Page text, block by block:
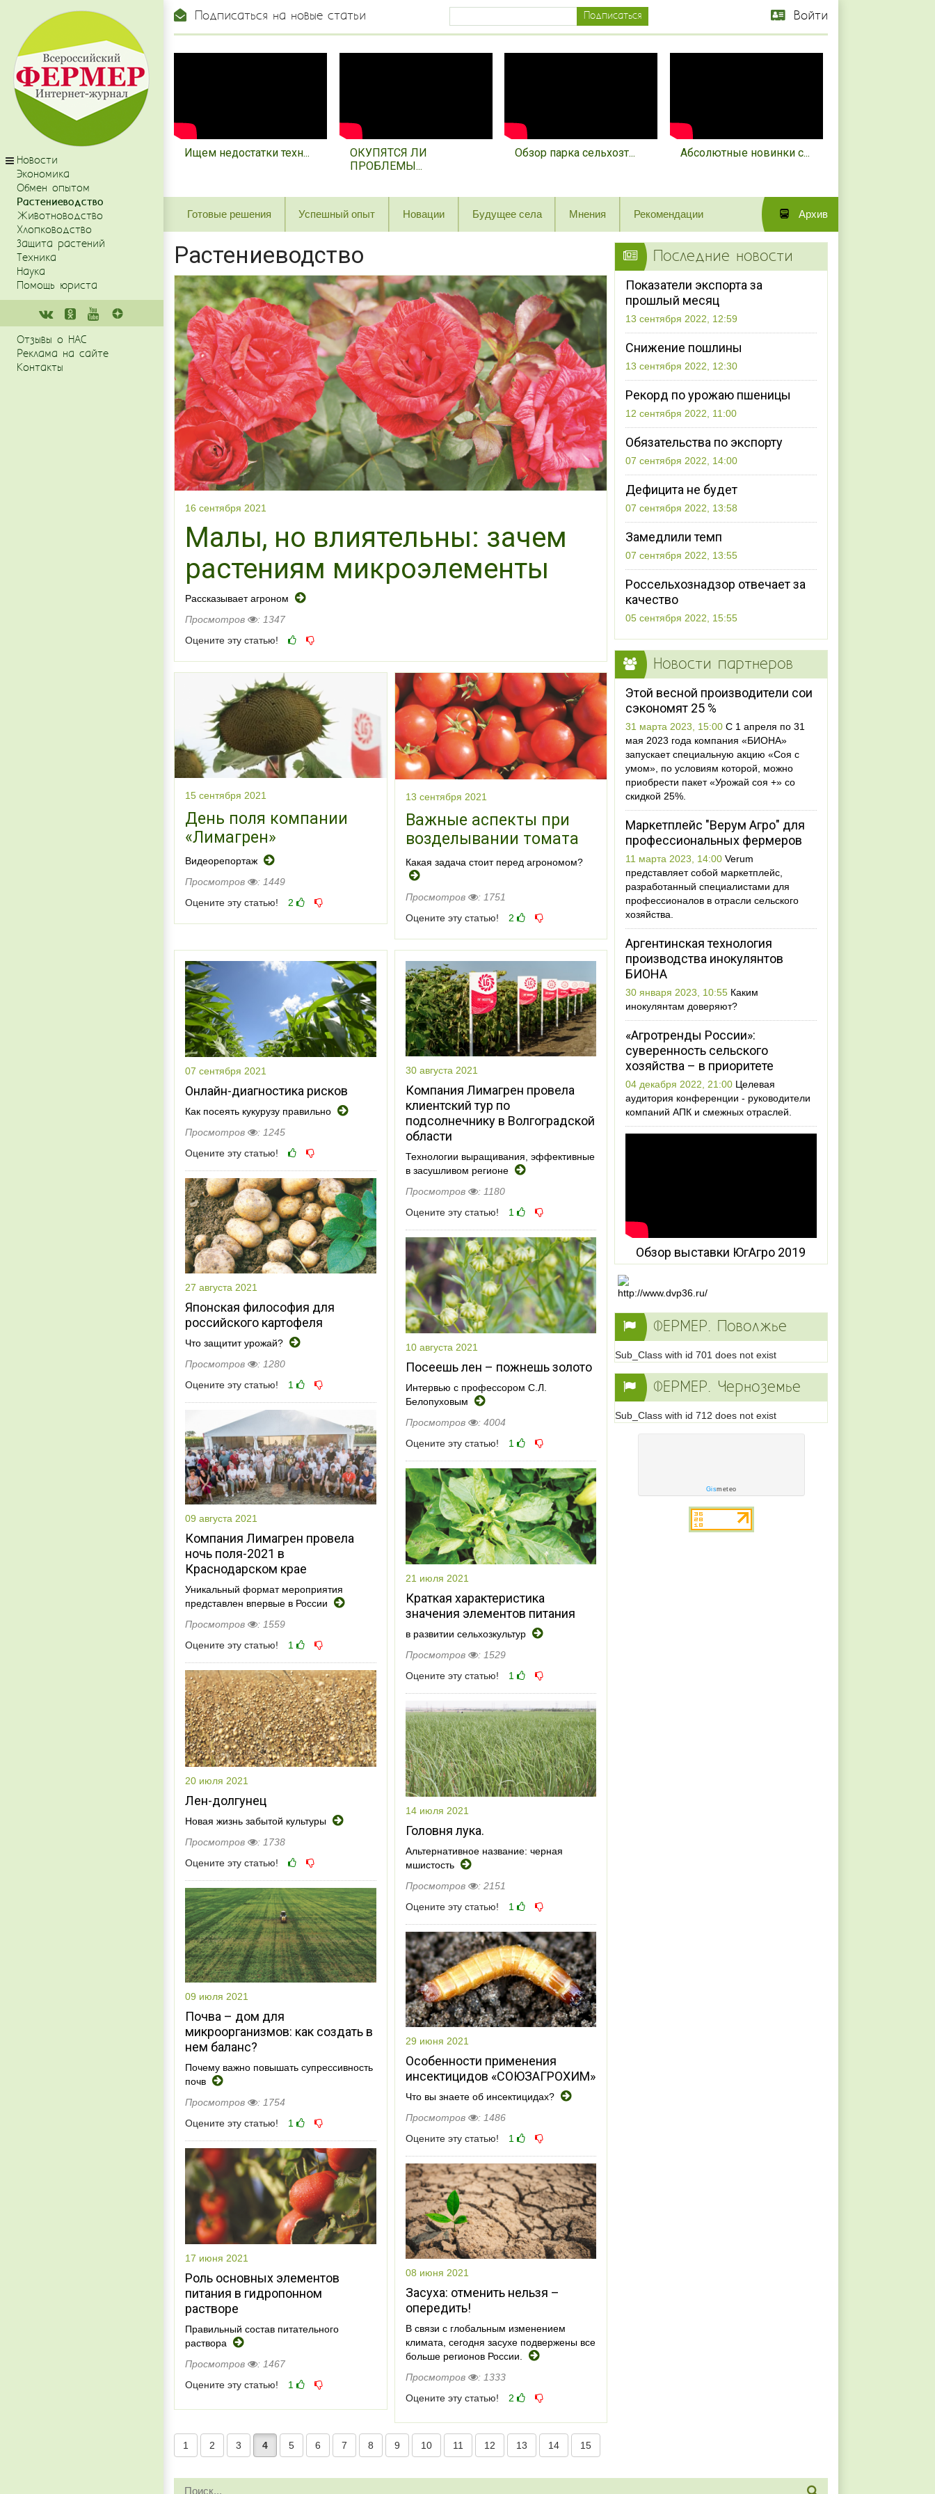
Новости
Экономика
Обмен опытом
Растениеводство
Животноводство
Хлопководство
Защита растений
Техника
Наука
Помощь юриста
Отзывы о НАС
Реклама на сайте
Контакты
Подписаться на новые статьи Войти
Ищем недостатки техн...
ОКУПЯТСЯ ЛИ
ПРОБЛЕМЫ...
Обзор парка сельхозт... Абсолютные новинки с...
Готовые решения Успешный опыт Новации Будущее села Мнения Рекомендации Архив
Растениеводство
16 сентября 2021
Малы, но влиятельны: зачем
растениям микроэлементы
Рассказывает агроном
Просмотров
: 1347
Оцените эту статью!
15 сентября 2021
День поля компании
«Лимагрен»
Видеорепортаж
Просмотров
: 1449
Оцените эту статью!
2
13 сентября 2021
Важные аспекты при
возделывании томата
Какая задача стоит перед агрономом?
Просмотров
: 1751
Оцените эту статью!
2
07 сентября 2021
Онлайн-диагностика рисков
Как посеять кукурузу правильно
Просмотров
: 1245
Оцените эту статью!
27 августа 2021
Японская философия для
российского картофеля
Что защитит урожай?
Просмотров
: 1280
Оцените эту статью!
1
09 августа 2021
Компания Лимагрен провела
ночь поля-2021 в
Краснодарском крае
Уникальный формат мероприятия
представлен впервые в России
Просмотров
: 1559
Оцените эту статью!
1
20 июля 2021
Лен-долгунец
Новая жизнь забытой культуры
Просмотров
: 1738
Оцените эту статью!
09 июля 2021
Почва – дом для
микроорганизмов: как создать в
нем баланс?
Почему важно повышать супрессивность
почв
Просмотров
: 1754
Оцените эту статью!
1
17 июня 2021
Роль основных элементов
питания в гидропонном
растворе
Правильный состав питательного
раствора
Просмотров
: 1467
Оцените эту статью!
1
30 августа 2021
Компания Лимагрен провела
клиентский тур по
подсолнечнику в Волгоградской
области
Технологии выращивания, эффективные
в засушливом регионе
Просмотров
: 1180
Оцените эту статью!
1
10 августа 2021
Посеешь лен – пожнешь золото
Интервью с профессором С.Л.
Белопуховым
Просмотров
: 4004
Оцените эту статью!
1
21 июля 2021
Краткая характеристика
значения элементов питания
в развитии сельхозкультур
Просмотров
: 1529
Оцените эту статью!
1
14 июля 2021
Головня лука.
Альтернативное название: черная
мшистость
Просмотров
: 2151
Оцените эту статью!
1
29 июня 2021
Особенности применения
инсектицидов «СОЮЗАГРОХИМ»
Что вы знаете об инсектицидах?
Просмотров
: 1486
Оцените эту статью!
1
08 июня 2021
Засуха: отменить нельзя –
опередить!
В связи с глобальным изменением
климата, сегодня засухе подвержены все
больше регионов России.
Просмотров
: 1333
Оцените эту статью!
2
1 2 3 4 5 6 7 8 9 10 11 12 13 14 15
Последние новости
Показатели экспорта за
прошлый месяц
13 сентября 2022, 12:59
Снижение пошлины
13 сентября 2022, 12:30
Рекорд по урожаю пшеницы
12 сентября 2022, 11:00
Обязательства по экспорту
07 сентября 2022, 14:00
Дефицита не будет
07 сентября 2022, 13:58
Замедлили темп
07 сентября 2022, 13:55
Россельхознадзор отвечает за
качество
05 сентября 2022, 15:55
Новости партнеров
Этой весной производители сои
сэкономят 25 %
31 марта 2023, 15:00С 1 апреля по 31
мая 2023 года компания «БИОНА»
запускает специальную акцию «Соя с
умом», по условиям которой, можно
приобрести пакет «Урожай соя +» со
скидкой 25%.
Маркетплейс "Верум Агро" для
профессиональных фермеров
11 марта 2023, 14:00Verum
представляет собой маркетплейс,
разработанный специалистами для
профессионалов в отрасли сельского
хозяйства.
Аргентинская технология
производства инокулянтов
БИОНА
30 января 2023, 10:55 Каким
инокулянтам доверяют?
«Агротренды России»:
суверенность сельского
хозяйства – в приоритете
04 декабря 2022, 21:00 Целевая
аудитория конференции - руководители
компаний АПК и смежных отраслей.
Обзор выставки ЮгАгро 2019
ФЕРМЕР. Поволжье
Sub_Class with id 701 does not exist
ФЕРМЕР. Черноземье
Sub_Class with id 712 does not exist
Gismeteo